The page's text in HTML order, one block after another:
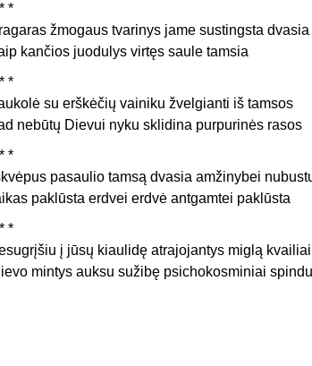
*
žmogaus tvarinys jame sustingsta dvasia
kančios juodulys virtęs saule tamsia
*
su erškėčių vainiku žvelgianti iš tamsos
nebūtų Dievui nyku sklidina purpurinės rasos
*
pasaulio tamsą dvasia amžinybei
paklūsta erdvei erdvė antgamtei paklūsta
*
į jūsų kiaulidę atrajojantys miglą kvailiai
mintys auksu sužibę psichokosminiai